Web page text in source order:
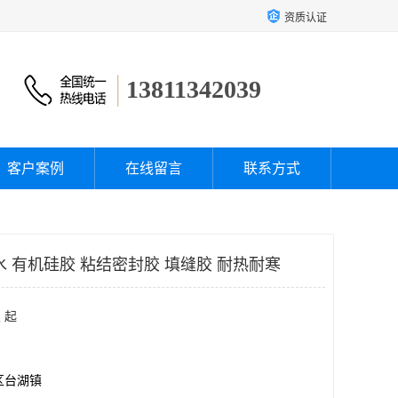
资质认证
13811342039
客户案例 在线留言 联系方式
有机硅胶 粘结密封胶 填缝胶 耐热耐寒
起
台湖镇